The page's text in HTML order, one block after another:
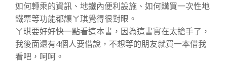
如何轉乘的資訊、地鐵內便利設施、如何購買一次性地
鐵票等功能都讓ㄚ琪覺得很對眼。
ㄚ琪要好好快一點看這本書，因為這書實在太搶手了，
我後面還有4個人要借說，不想等的朋友就買一本借我
看吧，呵呵。